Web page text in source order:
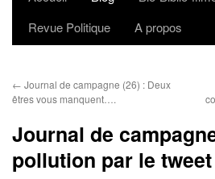
Revue Politique
A propos
← Journal de campagne (26) : Deux
êtres vous manquent….
Journal de
pollution par le tweet